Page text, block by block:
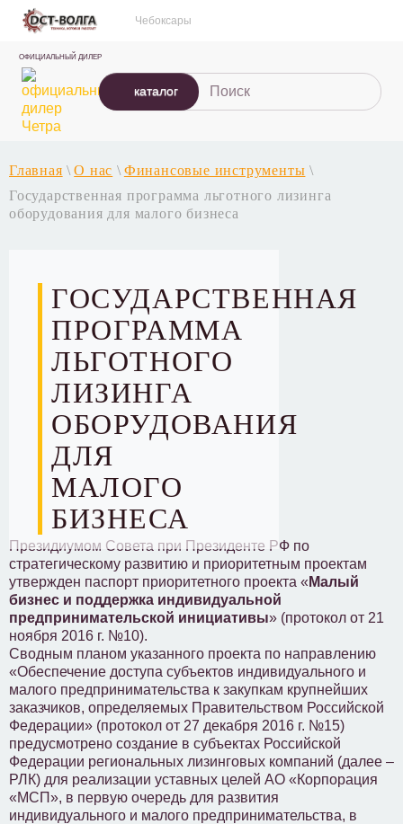
Чебоксары
ОФИЦИАЛЬНЫЙ ДИЛЕР
каталог
Главная \ О нас \ Финансовые инструменты \
Государственная программа льготного лизинга
оборудования для малого бизнеса
ГОСУДАРСТВЕННАЯ
ПРОГРАММА
ЛЬГОТНОГО
ЛИЗИНГА
ОБОРУДОВАНИЯ
ДЛЯ
МАЛОГО
БИЗНЕСА
Президиумом Совета при Президенте РФ по
стратегическому развитию и приоритетным проектам
утвержден паспорт приоритетного проекта « Малый
бизнес и поддержка индивидуальной
предпринимательской инициативы» (протокол от 21
ноября 2016 г. №10).
Сводным планом указанного проекта по направлению
«Обеспечение доступа субъектов индивидуального и
малого предпринимательства к закупкам крупнейших
заказчиков, определяемых Правительством Российской
Федерации» (протокол от 27 декабря 2016 г. №15)
предусмотрено создание в субъектах Российской
Федерации региональных лизинговых компаний (далее –
РЛК) для реализации уставных целей АО «Корпорация
«МСП», в первую очередь для развития
индивидуального и малого предпринимательства, в